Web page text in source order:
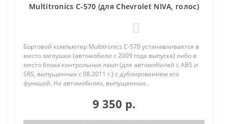
Multitronics C-570 (для Chevrolet NIVA, голос)
Бортовой компьютер Multitronics C-570 устанавливается в
место заглушки (автомобили с 2009 года выпуска) либо в
место блока контрольных ламп (для автомобилей с ABS и
SRS, выпущенных с 08.2011 г.) с дублированием его
функций. На автомобилях, выпущенных..
9 350 р.